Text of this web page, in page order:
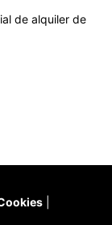
de alquiler de